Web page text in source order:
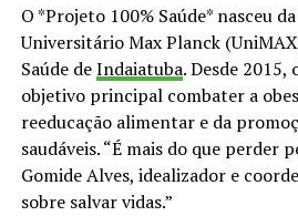
O *Projeto 100% Saúde* nasceu
Universitário Max Planck
Saúde deIndaiatuba. Desde
objetivo principal combater a
reeducação alimentar e da
saudáveis. “É mais do que perder
Gomide Alves, idealizador e
sobre salvar vidas.”